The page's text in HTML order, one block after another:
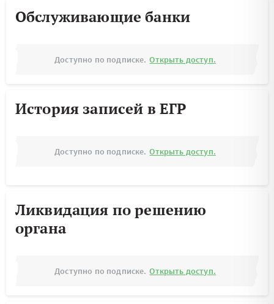
Обслуживающие банки
Доступно по подписке. Открыть доступ.
История записей в ЕГР
Доступно по подписке. Открыть доступ.
Ликвидация по решению
органа
Доступно по подписке. Открыть доступ.